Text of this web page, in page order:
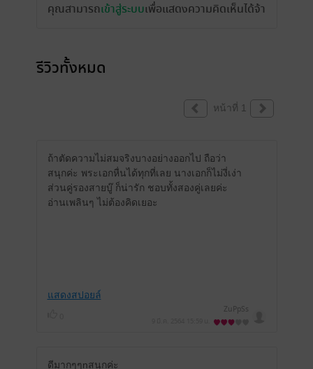
คุณสามารถเข้าสู่ระบบเพื่อแสดงความคิดเห็นได้จ้า
รีวิวทั้งหมด
หน้าที่ 1
ถ้าตัดความไม่สมจริงบางอย่างออกไป ถือว่า
สนุกค่ะ พระเอกหื่นได้ทุกที่เลย นางเอกก็ไม่งี่เง่า
ส่วนคู่รองสายบู๊ ก็น่ารัก ชอบทั้งสองคู่เลยค่ะ
อ่านเพลินๆ ไม่ต้องคิดเยอะ
แสดงสปอยล์
ZuPpSs
ดีมากๆๆnสนุกค่ะ